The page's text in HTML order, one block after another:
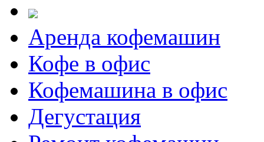
Аренда кофемашин
Кофе в офис
Кофемашина в офис
Дегустация